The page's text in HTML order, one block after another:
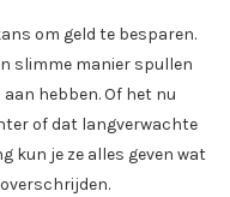
om geld te besparen.
slimme manier spullen
hebben. Of het nu
of dat langverwachte
kun je ze alles geven wat